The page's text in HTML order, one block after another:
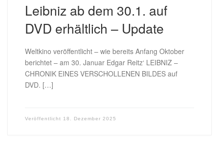
Leibniz ab dem 30.1. auf
DVD erhältlich – Update
Weltkino veröffentlicht – wie bereits Anfang Oktober
berichtet – am 30. Januar Edgar Reitz‘ LEIBNIZ –
CHRONIK EINES VERSCHOLLENEN BILDES auf
DVD. […]
Veröffentlicht 18. Dezember 2025